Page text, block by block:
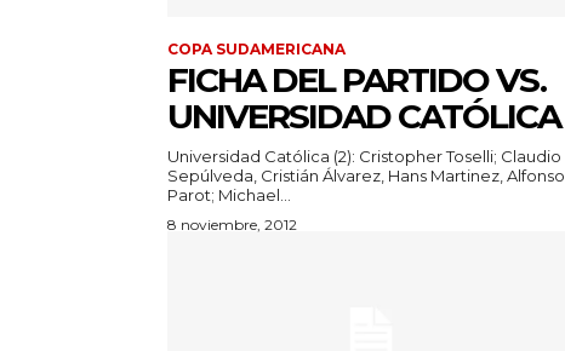
COPA SUDAMERICANA
FICHA DEL PARTIDO VS.
UNIVERSIDAD CATÓLICA
Universidad Católica (2): Cristopher Toselli; Claudio
Sepúlveda, Cristián Álvarez, Hans Martinez, Alfonso
Parot; Michael...
8 noviembre, 2012